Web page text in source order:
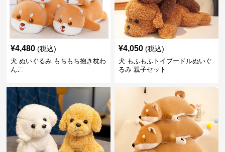
¥4,480 (税込)
犬 ぬいぐるみ もちもち抱き枕わ
んこ
¥4,050 (税込)
犬 もふもふトイプードルぬいぐ
るみ 親子セット